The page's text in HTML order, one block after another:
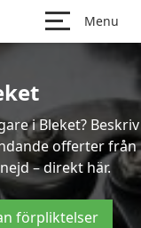
Menu
i Bleket? Beskriv
offerter från
– direkt här.
förpliktelser